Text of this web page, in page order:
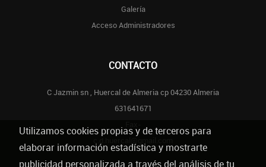
Galería
Acceso Administradores
CONTACTO
C Jazmin sn , Huercal de Almeria cp 04230 Almeria
631641671
Utilizamos cookies propias y de terceros para
elaborar información estadística y mostrarte
publicidad personalizada a través del análisis de tu